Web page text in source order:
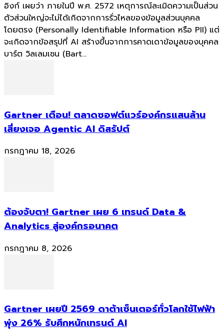
อิงก์ เผยว่า ภายในปี พ.ศ. 2572 เหตุการณ์ละเมิดความเป็นส่วน
ตัวส่วนใหญ่จะไม่ได้เกิดจากการรั่วไหลของข้อมูลส่วนบุคคล
โดยตรง (Personally Identifiable Information หรือ PII) แต่
จะเกิดจากข้อสรุปที่ AI สร้างขึ้นจากการคาดเดาข้อมูลของบุคคล
บาร์ต วิลเลมเซน (Bart...
Gartner เตือน! ตลาดซอฟต์แวร์องค์กรแสนล้าน
เสี่ยงเจอ Agentic AI ดิสรัปต์
กรกฎาคม 18, 2026
ต้องจับตา! Gartner เผย 6 เทรนด์ Data &
Analytics สู่องค์กรอนาคต
กรกฎาคม 8, 2026
Gartner เผยปี 2569 ดาต้าเซ็นเตอร์ทั่วโลกใช้ไฟฟ้า
พุ่ง 26% รับศึกหนักเทรนด์ AI